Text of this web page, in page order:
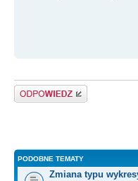
Odpowiedz
PODOBNE TEMATY
Zmiana typu